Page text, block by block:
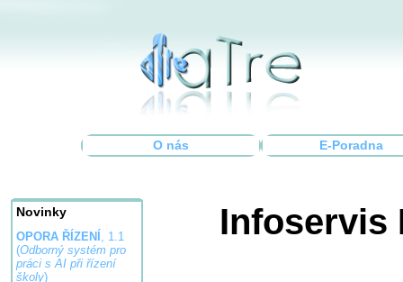
O nás E-Poradna
Novinky
OPORA ŘÍZENÍ , 1.1
(Odborný systém pro
práci s AI při řízení
školy)
Infoservis